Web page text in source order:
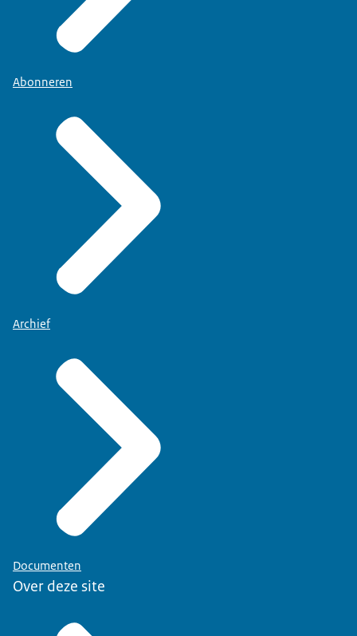
Abonneren
Archief
Documenten
Over deze site